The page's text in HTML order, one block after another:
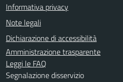
Informativa privacy
Note legali
Dichiarazione di accessibilità
Amministrazione trasparente
Leggi le FAQ
Segnalazione disservizio